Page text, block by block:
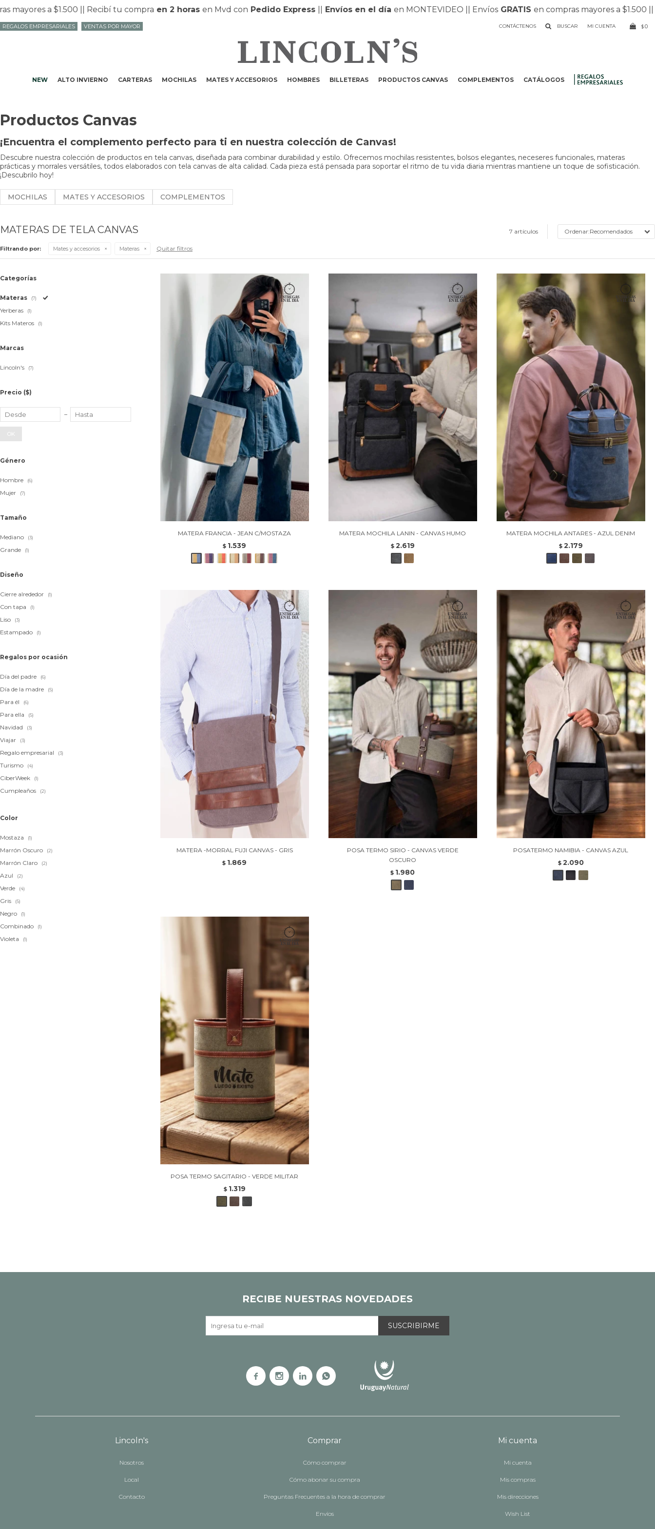
a $1.500 || Recibí tu compraen 2 horasen Mvd conPedido Express||Envíos en el díaen MONTEVIDEO || EnvíosGRATISen compras mayores a $1.500 ||
NEW ALTO INVIERNO CARTERAS MOCHILAS MATES Y ACCESORIOS HOMBRES BILLETERAS PRODUCTOS CANVAS COMPLEMENTOS CATÁLOGOS
CONTÁCTENOS $0
REGALOS EMPRESARIALES VENTAS POR MAYOR
Productos Canvas
¡Encuentra el complemento perfecto para ti en nuestra colección de Canvas!
Descubre nuestra colección de productos en tela canvas, diseñada para combinar durabilidad y estilo. Ofrecemos mochilas resistentes, bolsos elegantes, neceseres funcionales, materas
prácticas y morrales versátiles, todos elaborados con tela canvas de alta calidad. Cada pieza está pensada para soportar el ritmo de tu vida diaria mientras mantiene un toque de sofisticación.
¡Descubrilo hoy!
MOCHILAS MATES Y ACCESORIOS COMPLEMENTOS
MATERAS DE TELA CANVAS 7 artículos Recomendados
Filtrando por: Mates y accesorios Materas Quitar filtros
MATERA FRANCIA - JEAN C/MOSTAZA
$ 1.539
MATERA MOCHILA LANIN - CANVAS HUMO
$ 2.619
MATERA MOCHILA ANTARES - AZUL DENIM
$ 2.179
MATERA -MORRAL FUJI CANVAS - GRIS
$ 1.869
POSA TERMO SIRIO - CANVAS VERDE
OSCURO
$ 1.980
POSATERMO NAMIBIA - CANVAS AZUL
$ 2.090
POSA TERMO SAGITARIO - VERDE MILITAR
$ 1.319
Categorías
Materas (7)
Yerberas (1)
Kits Materos (1)
Marcas
Lincoln's (7)
Precio ($)
OK
Género
Hombre (6)
Mujer (7)
Tamaño
Mediano (3)
Grande (1)
Diseño
Cierre alrededor (1)
Con tapa (1)
Liso (3)
Estampado (1)
Regalos por ocasión
Día del padre (6)
Día de la madre (5)
Para él (6)
Para ella (5)
Navidad (3)
Viajar (3)
Regalo empresarial (3)
Turismo (4)
CiberWeek (1)
Cumpleaños (2)
Color
Mostaza (1)
Marrón Oscuro (2)
Marrón Claro (2)
Azul (2)
Verde (4)
Gris (5)
Negro (1)
Combinado (1)
Violeta (1)
Lincoln's
Nosotros
Local
Contacto
Comprar
Cómo comprar
Cómo abonar su compra
Preguntas Frecuentes a la hora de comprar
Envíos
Mi cuenta
Mi cuenta
Mis compras
Mis direcciones
Wish List
RECIBE NUESTRAS NOVEDADES
SUSCRIBIRME
   